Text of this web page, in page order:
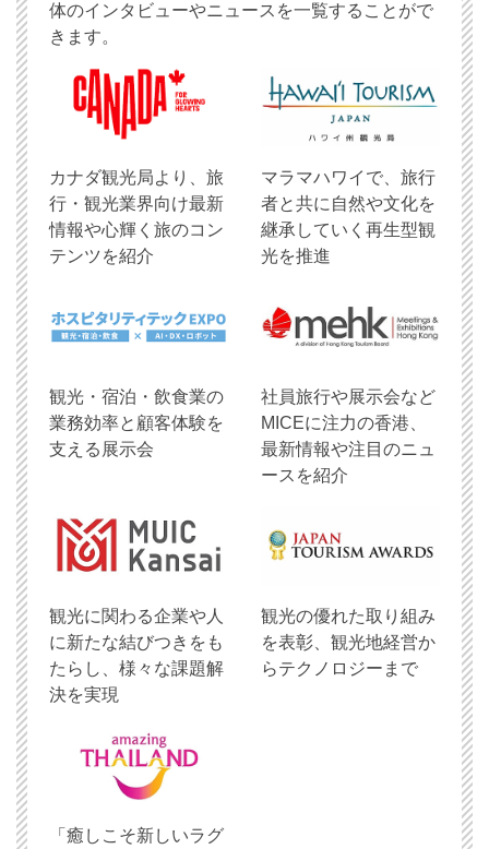
体のインタビューやニュースを一覧することがで
きます。
​カナダ観光局より、旅
行・観光業界向け最新
情報や心輝く旅のコン
テンツを紹介
マラマハワイで、旅行
者と共に自然や文化を
継承していく再生型観
光を推進
観光・宿泊・飲食業の
業務効率と顧客体験を
支える展示会
社員旅行や展示会など
MICEに注力の香港、
最新情報や注目のニュ
ースを紹介
観光に関わる企業や人
に新たな結びつきをも
たらし、様々な課題解
決を実現
観光の優れた取り組み
を表彰、観光地経営か
らテクノロジーまで
「癒しこそ新しいラグ